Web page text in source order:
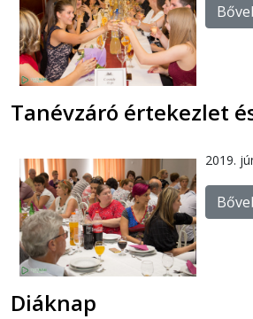
Tanévzáró értekezlet
2019.
Diáknap